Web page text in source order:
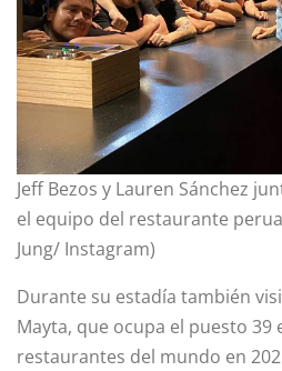
Jeff Bezos y Lauren Sánchez
el equipo del restaurante
Jung/ Instagram)
Durante su estadía también
Mayta, que ocupa el puesto 39
restaurantes del mundo en